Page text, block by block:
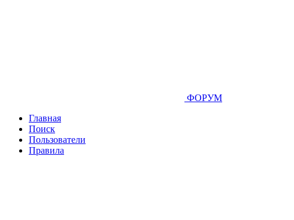
ФОРУМ
Главная
Поиск
Пользователи
Правила